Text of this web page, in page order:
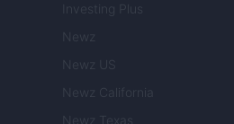
Investing Plus
Newz
Newz US
Newz California
Newz Texas